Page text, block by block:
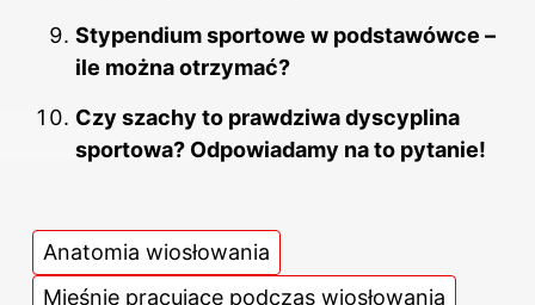
Stypendium sportowe w podstawówce –
ile można otrzymać?
Czy szachy to prawdziwa dyscyplina
sportowa? Odpowiadamy na to pytanie!
Anatomia wiosłowania
Mięśnie pracujące podczas wiosłowania